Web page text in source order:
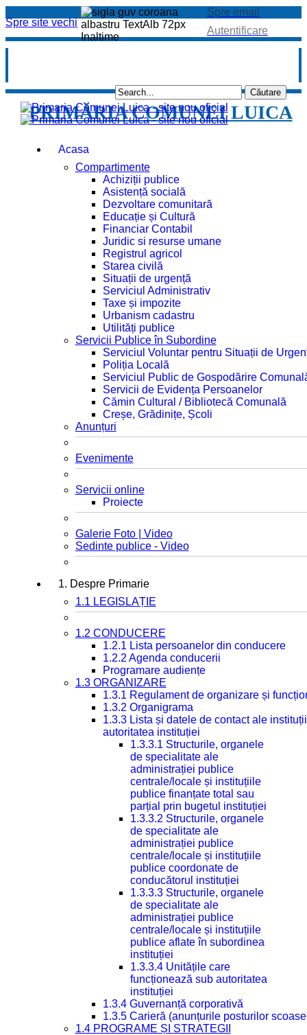
Spre site vechi
Spre email
Autentificare
PRIMĂRIA COMUNEI LUICA
Acasa
Compartimente
Achiziții publice
Asistență socială
Dezvoltare comunitară
Educație și Cultură
Financiar Contabil
Juridic si resurse umane
Registrul agricol
Starea civilă
Situații de urgență
Serviciul Administrativ
Taxe și impozite
Urbanism cadastru
Utilități publice
Servicii Publice în Subordine
Serviciul Voluntar pentru Situații de
Poliția Locală
Serviciul Public de Gospodărire
Servicii de Evidența Persoanelor
Cămin Cultural / Bibliotecă Comunală
Creșe, Grădinițe, Școli
Anunțuri
Evenimente
Servicii online
Proiecte
Galerie Foto | Video
Sedinte publice - Video
1. Despre Primarie
1.1 LEGISLAȚIE
1.2 CONDUCERE
1.2.1 Lista persoanelor din conducere
1.2.2 Agenda conducerii
Programare audiențe
1.3 ORGANIZARE
1.3.1 Regulament de organizare și
1.3.2 Organigrama
1.3.3 Lista și datele de contact ale
autoritatea instituției
1.3.3.1 Structurile, organele
de specialitate ale
administrației publice
centrale/locale și instituțiile
publice finanțate total sau
parțial prin bugetul instituției
1.3.3.2 Structurile, organele
de specialitate ale
administrației publice
centrale/locale și instituțiile
publice coordonate de
conducătorul instituției
1.3.3.3 Structurile, organele
de specialitate ale
administrației publice
centrale/locale și instituțiile
publice aflate în subordinea
instituției
1.3.3.4 Unitățile care
funcționează sub autoritatea
instituției
1.3.4 Guvernanță corporativă
1.3.5 Carieră (anunțurile posturilor
1.4 PROGRAME ȘI STRATEGII